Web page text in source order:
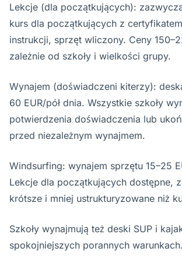
Lekcje (dla początkujących):
kurs dla początkujących z
instrukcji, sprzęt wliczony. Ceny
zależnie od szkoły i wielkości grupy.
Wynajem (doświadczeni kiterzy):
60 EUR/pół dnia. Wszystkie szkoły
potwierdzenia doświadczenia lub
przed niezależnym wynajmem.
Windsurfing: wynajem sprzętu 15–25
Lekcje dla początkujących dostępne,
krótsze i mniej ustrukturyzowane niż
Szkoły wynajmują też deski SUP i
spokojniejszych porannych warunkach.